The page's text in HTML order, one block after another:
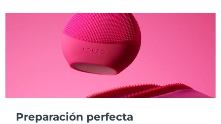
Preparación perfecta
Entrega prevista
Entrega prevista
Entrega prevista8/14/26
Turquía Entrega prevista